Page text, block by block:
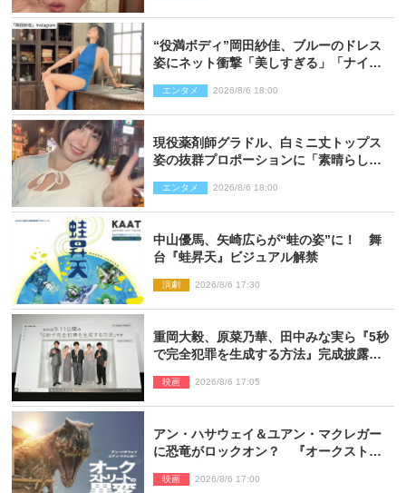
“役満ボディ”岡田紗佳、ブルーのドレス
姿にネット衝撃「美しすぎる」「ナイ
エンタメ 2026/8/6 18:00
現役薬剤師グラドル、白ミニ丈トップス
姿の抜群プロポーションに「素晴らしす
エンタメ 2026/8/6 18:00
中山優馬、矢崎広らが“蛙の姿”に！ 舞
台『蛙昇天』ビジュアル解禁
演劇 2026/8/6 17:30
重岡大毅、原菜乃華、田中みな実ら『5秒
で完全犯罪を生成する方法』完成披露に
映画 2026/8/6 17:05
アン・ハサウェイ＆ユアン・マクレガー
に恐竜がロックオン？ 『オークストリ
解禁
映画 2026/8/6 17:00